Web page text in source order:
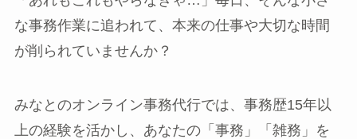
な事務作業に追われて、本来の仕事や大切な時間
が削られていませんか？
みなとのオンライン事務代行では、事務歴15年以
上の経験を活かし、あなたの「事務」「雑務」を